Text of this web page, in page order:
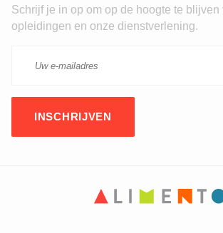
Schrijf je in op om op de hoogte te blijven
opleidingen en onze dienstverlening.